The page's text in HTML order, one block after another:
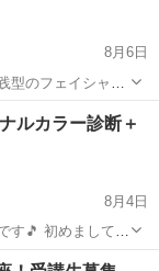
8月6日
のフェイシャル
ャルワックス。
ルカラー診断＋
8月4日
ープに対して 色々
ナルカラー